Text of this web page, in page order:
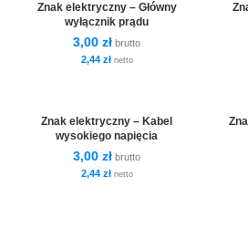
Znak elektryczny – Główny
wyłącznik prądu
3,00 zł brutto
2,44 złnetto
Znak elektryczny – Kabel
wysokiego napięcia
3,00 zł brutto
2,44 złnetto